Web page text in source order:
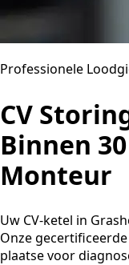
Professionele
CV
Binnen
Monteur
Uw CV-ketel in
Onze
plaatse voor